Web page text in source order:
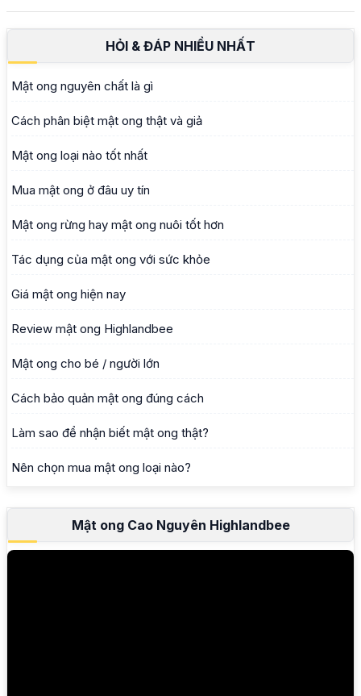
HỎI & ĐÁP NHIỀU NHẤT
Mật ong nguyên chất là gì
Cách phân biệt mật ong thật và giả
Mật ong loại nào tốt nhất
Mua mật ong ở đâu uy tín
Mật ong rừng hay mật ong nuôi tốt hơn
Tác dụng của mật ong với sức khỏe
Giá mật ong hiện nay
Review mật ong Highlandbee
Mật ong cho bé / người lớn
Cách bảo quản mật ong đúng cách
Làm sao để nhận biết mật ong thật?
Nên chọn mua mật ong loại nào?
Mật ong Cao Nguyên Highlandbee